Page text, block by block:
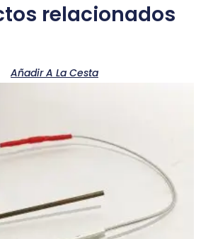
relacionados
Añadir A La Cesta